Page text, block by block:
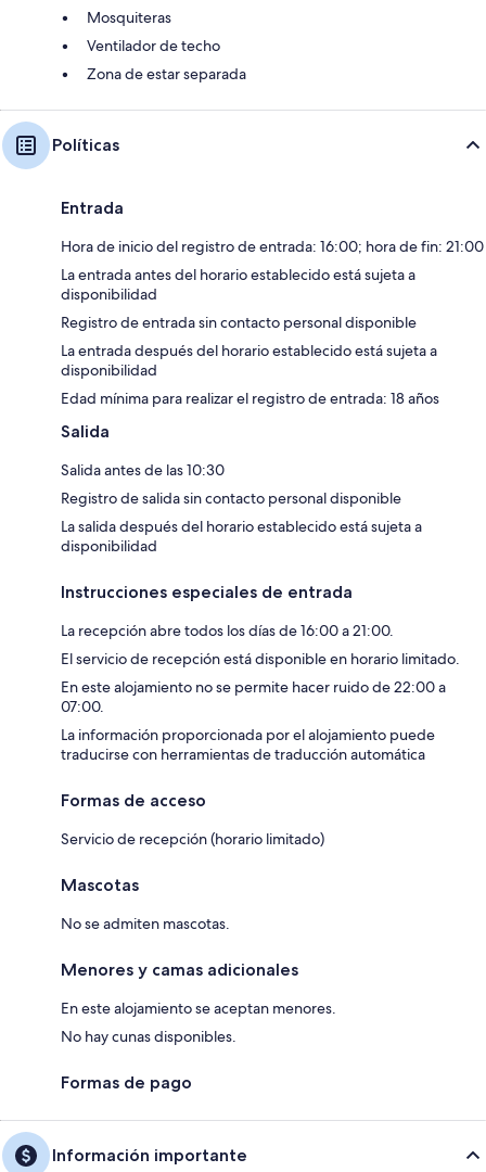
Mosquiteras
Ventilador de techo
Zona de estar separada
Políticas
Entrada
Hora de inicio del registro de entrada: 16:00; hora de fin: 21:00
La entrada antes del horario establecido está sujeta a
disponibilidad
Registro de entrada sin contacto personal disponible
La entrada después del horario establecido está sujeta a
disponibilidad
Edad mínima para realizar el registro de entrada: 18 años
Salida
Salida antes de las 10:30
Registro de salida sin contacto personal disponible
La salida después del horario establecido está sujeta a
disponibilidad
Instrucciones especiales de entrada
La recepción abre todos los días de 16:00 a 21:00.
El servicio de recepción está disponible en horario limitado.
En este alojamiento no se permite hacer ruido de 22:00 a
07:00.
La información proporcionada por el alojamiento puede
traducirse con herramientas de traducción automática
Formas de acceso
Servicio de recepción (horario limitado)
Mascotas
No se admiten mascotas.
Menores y camas adicionales
En este alojamiento se aceptan menores.
No hay cunas disponibles.
Formas de pago
Información importante